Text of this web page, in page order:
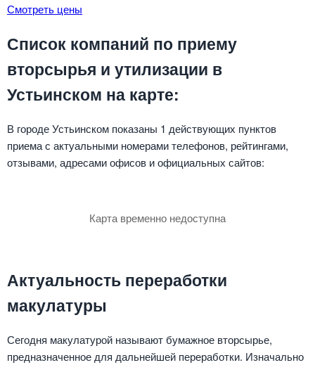
Смотреть цены
Список компаний по приему
вторсырья и утилизации в
Устьинском на карте:
В городе Устьинском показаны 1 действующих пунктов
приема с актуальными номерами телефонов, рейтингами,
отзывами, адресами офисов и официальных сайтов:
Карта временно недоступна
Актуальность переработки
макулатуры
Сегодня макулатурой называют бумажное вторсырье,
предназначенное для дальнейшей переработки. Изначально